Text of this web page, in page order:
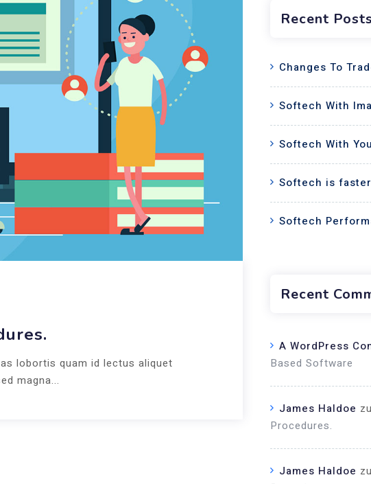
lobortis quam id lectus aliquet
magna...
Recent Posts
Changes To
Softech With
Softech With
Softech is
Softech
Recent
A WordPress
Based Software
James Haldoe zu
Procedures.
James Haldoe zu